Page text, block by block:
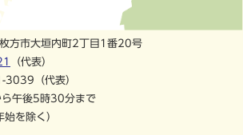
方市大垣内町2丁目1番20号
（代表）
（代表）
ら午後5時30分まで
始を除く）